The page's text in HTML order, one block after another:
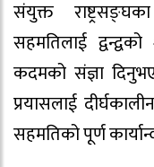
संयुक्त
सहमतिलाई
कदमको संज्ञा
प्रयासलाई
सहमतिको पूर्ण